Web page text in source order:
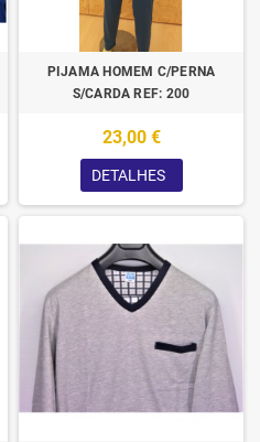
PIJAMA HOMEM C/PERNA
S/CARDA REF: 200
23,00 €
DETALHES